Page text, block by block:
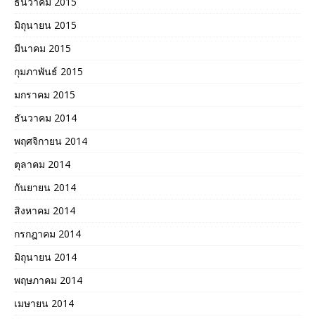
มิถุนายน 2015
มีนาคม 2015
กุมภาพันธ์ 2015
มกราคม 2015
ธันวาคม 2014
พฤศจิกายน 2014
ตุลาคม 2014
กันยายน 2014
สิงหาคม 2014
กรกฎาคม 2014
มิถุนายน 2014
พฤษภาคม 2014
เมษายน 2014